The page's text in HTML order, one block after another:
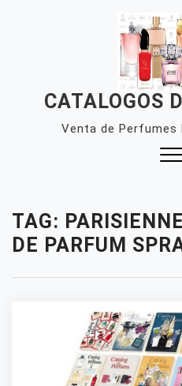
CATALOGOS
Venta de Perfumes
TAG:
DE PARFUM